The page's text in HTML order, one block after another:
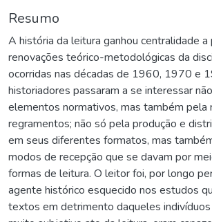
Resumo
A história da leitura ganhou centralidade a
renovações teórico-metodológicas da
ocorridas nas décadas de 1960, 1970 e
historiadores passaram a se interessar
elementos normativos, mas também pela
regramentos; não só pela produção e
em seus diferentes formatos, mas
modos de recepção que se davam por
formas de leitura. O leitor foi, por longo
agente histórico esquecido nos estudos
textos em detrimento daqueles